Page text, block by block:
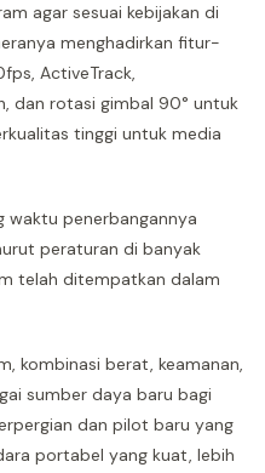
agar sesuai kebijakan di
menghadirkan fitur-
ActiveTrack,
dan rotasi gimbal 90° untuk
tinggi untuk media
waktu penerbangannya
peraturan di banyak
telah ditempatkan dalam
kombinasi berat, keamanan,
sumber daya baru bagi
dan pilot baru yang
portabel yang kuat, lebih